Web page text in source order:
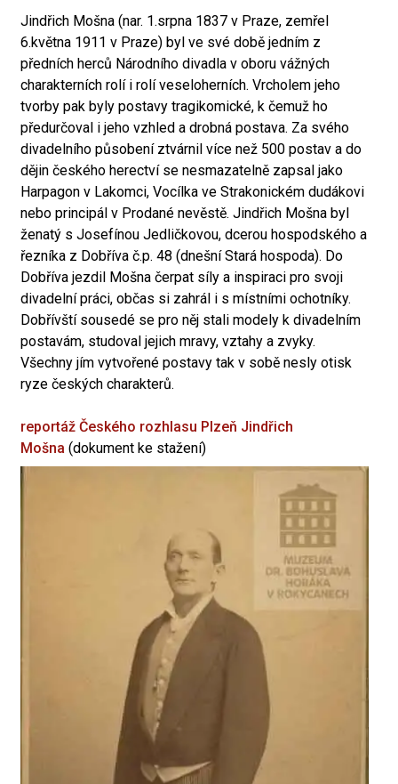
Jindřich Mošna (nar. 1.srpna 1837 v Praze, zemřel
6.května 1911 v Praze) byl ve své době jedním z
předních herců Národního divadla v oboru vážných
charakterních rolí i rolí veseloherních. Vrcholem jeho
tvorby pak byly postavy tragikomické, k čemuž ho
předurčoval i jeho vzhled a drobná postava. Za svého
divadelního působení ztvárnil více než 500 postav a do
dějin českého herectví se nesmazatelně zapsal jako
Harpagon v Lakomci, Vocílka ve Strakonickém dudákovi
nebo principál v Prodané nevěstě. Jindřich Mošna byl
ženatý s Josefínou Jedličkovou, dcerou hospodského a
řezníka z Dobříva č.p. 48 (dnešní Stará hospoda). Do
Dobříva jezdil Mošna čerpat síly a inspiraci pro svoji
divadelní práci, občas si zahrál i s místními ochotníky.
Dobřívští sousedé se pro něj stali modely k divadelním
postavám, studoval jejich mravy, vztahy a zvyky.
Všechny jím vytvořené postavy tak v sobě nesly otisk
ryze českých charakterů.
reportáž Českého rozhlasu Plzeň Jindřich
Mošna (dokument ke stažení)